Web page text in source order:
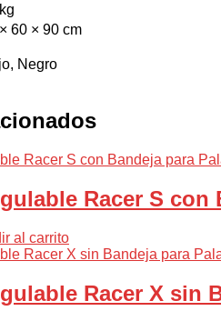
60 × 90 cm
Negro
Racer S con
al carrito
Racer X sin